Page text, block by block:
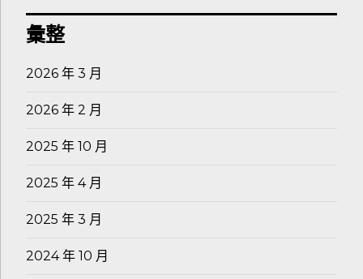
彙整
2026 年 3 月
2026 年 2 月
2025 年 10 月
2025 年 4 月
2025 年 3 月
2024 年 10 月